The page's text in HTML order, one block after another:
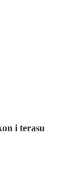
i terasu